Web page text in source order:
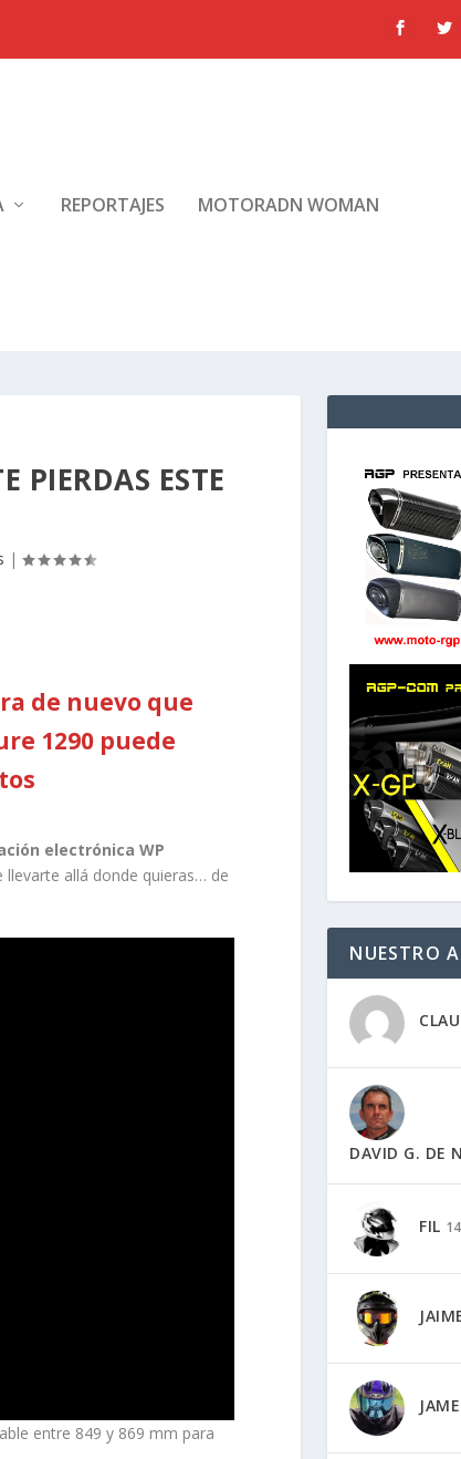
REPORTAJES MOTORADN WOMAN
PIERDAS ESTE
|
de nuevo que
1290 puede
electrónica WP
allá donde quieras… de
entre 849 y 869 mm para
NUESTRO
DAVID G. DE
FIL